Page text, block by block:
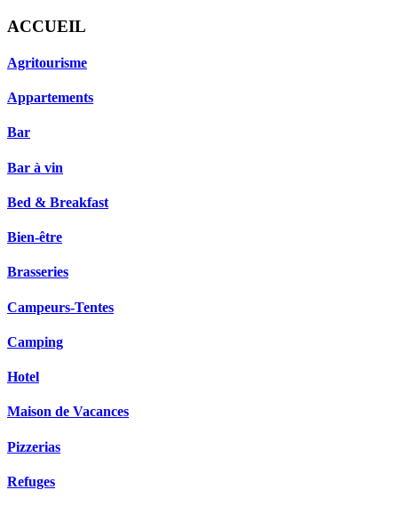
ACCUEIL
Agritourisme
Appartements
Bar
Bar à vin
Bed & Breakfast
Bien-être
Brasseries
Campeurs-Tentes
Camping
Hotel
Maison de Vacances
Pizzerias
Refuges